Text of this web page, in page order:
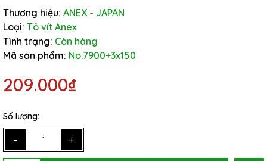
Thương hiệu: ANEX - JAPAN
Loại: Tô vít Anex
Tình trạng: Còn hàng
Mã sản phẩm: No.7900+3x150
209.000₫
Số lượng:
- +